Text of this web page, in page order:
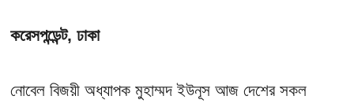
করেসপন্ডেন্ট, ঢাকা
নোবেল বিজয়ী অধ্যাপক মুহাম্মদ ইউনূস আজ দেশের সকল